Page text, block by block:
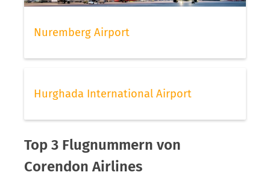
Nuremberg Airport
Hurghada International Airport
Top 3 Flugnummern von
Corendon Airlines